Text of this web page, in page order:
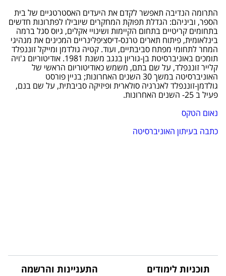
התרומה הנדיבה תאפשר לקדם את היעדים האסטרטגיים של בית
הספר, וביניהם: הגדלת תפוקת המחקרים שיובילו לפתרונות חדשים
בתחומים קריטיים בתחום הקיימות ושינויי אקלים, גיוס סגל ברמה
בינלאומית, פיתוח תארים טרנס-דיסציפלינריים המכינים את מנהיגי
המחר לתחומי מפתח סביבתיים, ועוד. קטיה גולדמן ומייקל זוננפלד
תומכים באוניברסיטת בן-גוריון בנגב משנת 1981. אודיטוריום ג'ויה
קלייר זוננפלד, על שם בתם, משמש כאודיטוריום הראשי של
האוניברסיטה במשך 30 השנים האחרונות; בניין פורסט
גולדמן-זוננפלד לאנרגיה סולארית ופיזיקה סביבתית, על שם בנם,
פעיל ב 25- השנים האחרונות.
נאום הטקס
כתבה בעיתון האוניברסיטה
תוכניות לימודים התעניינות והרשמה